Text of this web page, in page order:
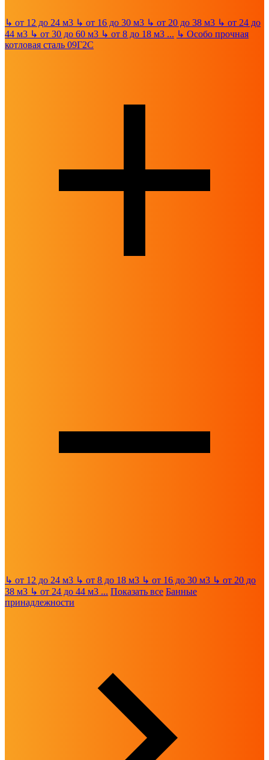
↳ от 12 до 24 м3 ↳ от 16 до 30 м3 ↳ от 20 до 38 м3 ↳ от 24 до
44 м3 ↳ от 30 до 60 м3 ↳ от 8 до 18 м3 ... ↳ Особо прочная
котловая сталь 09Г2С
↳ от 12 до 24 м3 ↳ от 8 до 18 м3 ↳ от 16 до 30 м3 ↳ от 20 до
38 м3 ↳ от 24 до 44 м3 ... Показать все Банные
принадлежности